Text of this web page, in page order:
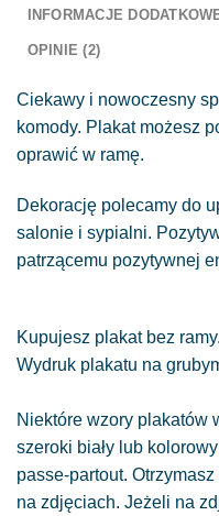
INFORMACJE
OPINIE (2)
Ciekawy i nowoczesny
komody. Plakat możesz
oprawić w ramę.
Dekorację polecamy do
salonie i sypialni.
patrzącemu pozytywnej
Kupujesz plakat bez ramy.
Wydruk plakatu na
Niektóre wzory plakatów
szeroki biały lub
passe-partout.
na zdjęciach. Jeżeli na